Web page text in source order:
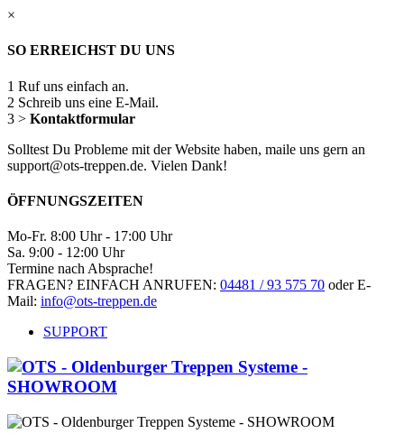
×
SO ERREICHST DU UNS
1 Ruf uns einfach an.
2 Schreib uns eine E-Mail.
3 > Kontaktformular
Solltest Du Probleme mit der Website haben, maile uns gern an
support@ots-treppen.de. Vielen Dank!
ÖFFNUNGSZEITEN
Mo-Fr. 8:00 Uhr - 17:00 Uhr
Sa. 9:00 - 12:00 Uhr
Termine nach Absprache!
FRAGEN? EINFACH ANRUFEN: 04481 / 93 575 70 oder E-
Mail: info@ots-treppen.de
SUPPORT